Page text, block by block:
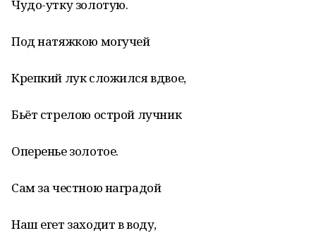
Чудо-утку золотую.
Под натяжкою могучей
Крепкий лук сложился вдвое,
Бьёт стрелою острой лучник
Оперенье золотое.
Сам за честною наградой
Наш егет заходит в воду,